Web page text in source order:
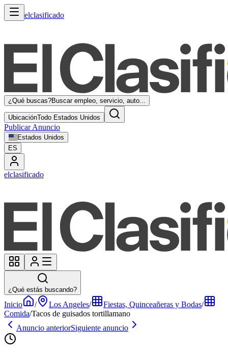
elclasificado
¿Qué buscas?Buscar empleo, servicio, auto...
UbicaciónTodo Estados Unidos
Publicar Anuncio
Estados Unidos
ES
elclasificado
¿Qué estás buscando?
Inicio / Los Angeles/ Fiestas, Quinceañeras y Bodas/
Comida/Tacos de guisados tortillamano
Anuncio anteriorSiguiente anuncio